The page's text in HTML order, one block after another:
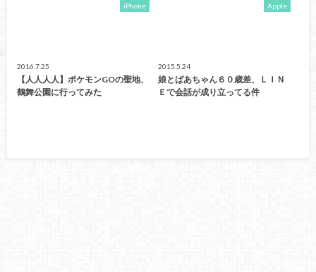
iPhone
2016.7.25
【人人人人】ポケモンGOの聖地、
鶴舞公園に行ってみた
Apple
2015.5.24
娘とばあちゃん６０歳差、ＬＩＮ
Ｅで会話が成り立ってる件